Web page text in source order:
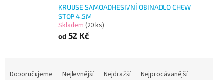
KRUUSE SAMOADHESIVNÍ OBINADLO CHEW-
STOP 4.5M
Skladem (20 ks)
od 52 Kč
Doporučujeme Nejlevnější Nejdražší
Nejprodávanější